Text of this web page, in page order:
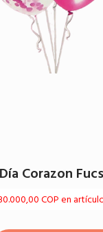
Corazon
COP en